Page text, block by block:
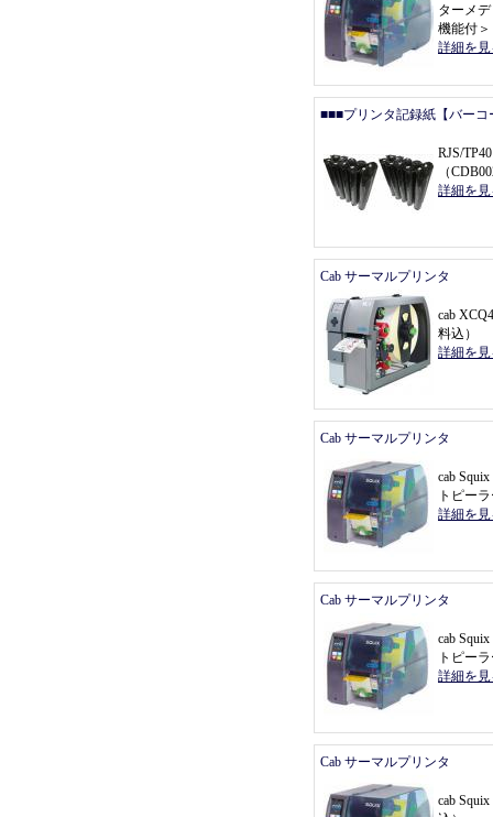
ターメ
機能付
詳細を
■■■プリンタ記録紙【バー
RJS/
（
詳細を
Cab サーマルプリンタ
cab
料込 ）
詳細を
Cab サーマルプリンタ
cab
トピー
詳細を
Cab サーマルプリンタ
cab
トピー
詳細を
Cab サーマルプリンタ
cab